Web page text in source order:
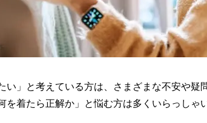
い」と考えている方は、さまざまな不安や疑
を着たら正解か」と悩む方は多くいらっしゃ